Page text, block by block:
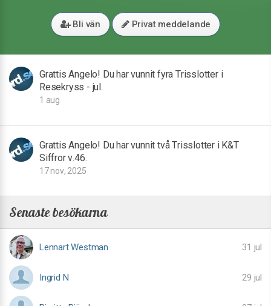
Bli vän Privat meddelande
Grattis Angelo! Du har vunnit fyra Trisslotter i
Resekryss - jul.
1 aug
Grattis Angelo! Du har vunnit två Trisslotter i K&T
Siffror v.46.
17 nov, 2025
Senaste besökarna
Lennart Westman 31 jul
Ingrid N 29 jul